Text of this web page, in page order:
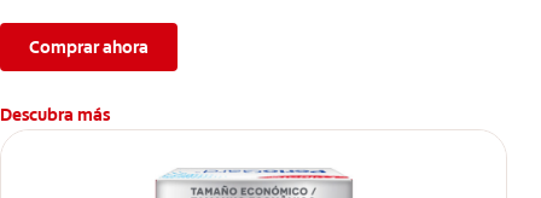
Comprar ahora
Descubra más